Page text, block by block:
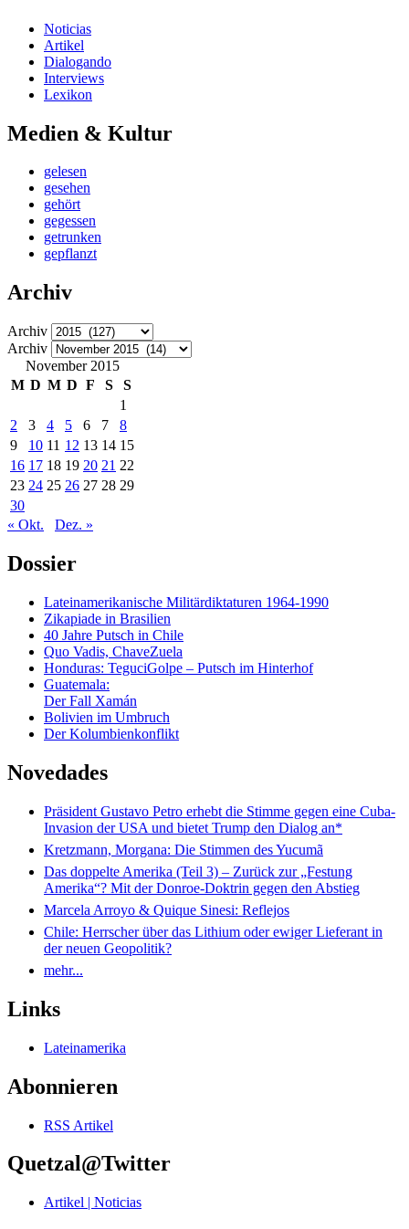
Noticias
Artikel
Dialogando
Interviews
Lexikon
Medien & Kultur
gelesen
gesehen
gehört
gegessen
getrunken
gepflanzt
Archiv
Archiv
Archiv
November 2015
M D M D F S
S
1
2
3 4 5 6 7
8
9
10 11 12 13 14 15
16 17 18 19 20 21 22
23 24 25 26 27 28 29
30
« Okt.
Dez. »
Dossier
Lateinamerikanische Militärdiktaturen 1964-1990
Zikapiade in Brasilien
40 Jahre Putsch in Chile
Quo Vadis, ChaveZuela
Honduras: TeguciGolpe – Putsch im Hinterhof
Guatemala:
Der Fall Xamán
Bolivien im Umbruch
Der Kolumbienkonflikt
Novedades
Präsident Gustavo Petro erhebt die Stimme gegen eine Cuba-
Invasion der USA und bietet Trump den Dialog an*
Kretzmann, Morgana: Die Stimmen des Yucumã
Das doppelte Amerika (Teil 3) – Zurück zur „Festung
Amerika“? Mit der Donroe-Doktrin gegen den Abstieg
Marcela Arroyo & Quique Sinesi: Reflejos
Chile: Herrscher über das Lithium oder ewiger Lieferant in
der neuen Geopolitik?
mehr...
Links
Lateinamerika
Abonnieren
RSS Artikel
Quetzal@Twitter
Artikel | Noticias